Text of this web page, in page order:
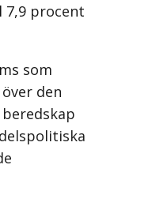
procent
som
den